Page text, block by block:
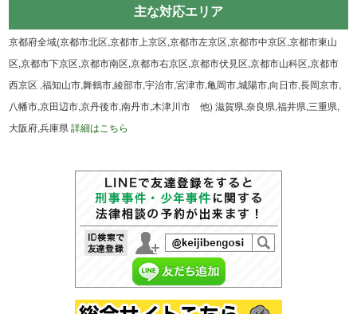
主な対応エリア
京都府全域(京都市北区,京都市上京区,京都市左京区,京都市中京区,京都市東山
区,京都市下京区,京都市南区,京都市右京区,京都市伏見区,京都市山科区,京都市
西京区 ,福知山市,舞鶴市,綾部市,宇治市,宮津市,亀岡市,城陽市,向日市,長岡京市,
八幡市,京田辺市,京丹後市,南丹市,木津川市 他) 滋賀県,奈良県,福井県,三重県,
大阪府,兵庫県詳細はこちら